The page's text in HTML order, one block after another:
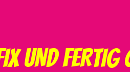
UND FERTIG